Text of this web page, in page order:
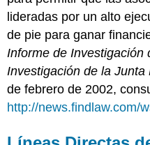
lideradas por un alto
de pie para ganar
Informe de Investigación
Investigación de la
de febrero de 2002,
http://news.findlaw.com/